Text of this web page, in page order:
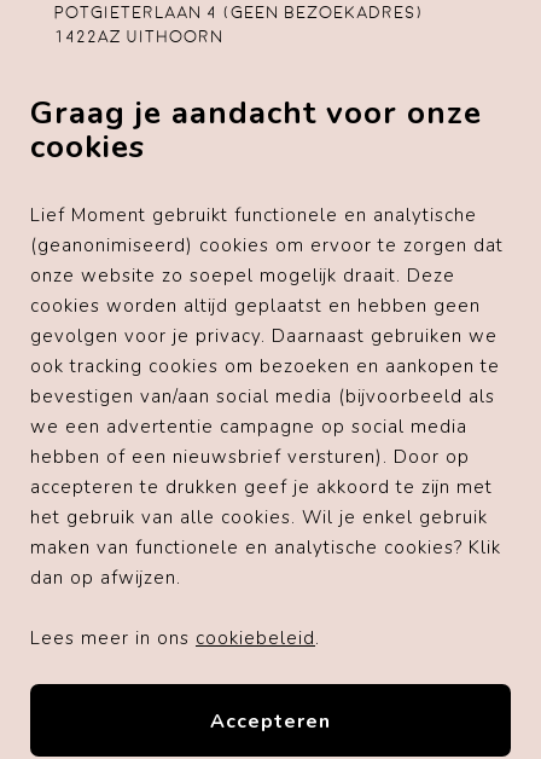
Potgieterlaan 4 (geen bezoekadres)
1422AZ Uithoorn
Privacybeleid
Cookiebeleid
Disclaimer
Voorgaande klanten
" Top!! Super netjes verpakt en echt een feestje om
uit te pakken. Service is ook heel goed. Gemakkelijk
contact kunnen maken met de eigenaresse en snelle
reactie ontvangen. Lisanne zorgt er echt voor dat
alles naar wens is! "
Lees meer reviews op Trustpilot
Blij met je bestelling? Laat een review
Graag je aandacht voor onze
cookies
Lief Moment gebruikt functionele en analytische
(geanonimiseerd) cookies om ervoor te zorgen dat
onze website zo soepel mogelijk draait. Deze
cookies worden altijd geplaatst en hebben geen
gevolgen voor je privacy. Daarnaast gebruiken we
ook tracking cookies om bezoeken en aankopen te
bevestigen van/aan social media (bijvoorbeeld als
we een advertentie campagne op social media
hebben of een nieuwsbrief versturen). Door op
accepteren te drukken geef je akkoord te zijn met
het gebruik van alle cookies. Wil je enkel gebruik
maken van functionele en analytische cookies? Klik
dan op afwijzen.
Lees meer in ons cookiebeleid.
Accepteren